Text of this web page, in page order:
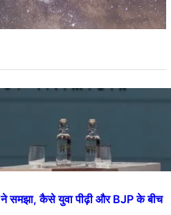
समझा, कैसे युवा पीढ़ी और BJP के बीच